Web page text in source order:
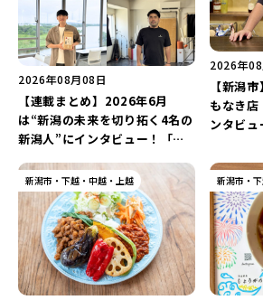
2026年08月08日
【連載まとめ】2026年6月
は“新潟の未来を切り拓く4名の
新潟人”にインタビュー！「学
トグラファー」など要チェック
♪
2026年
【新潟
もなき店
ンタビ
で届け
新潟市・下越・中越・上越 新潟市・